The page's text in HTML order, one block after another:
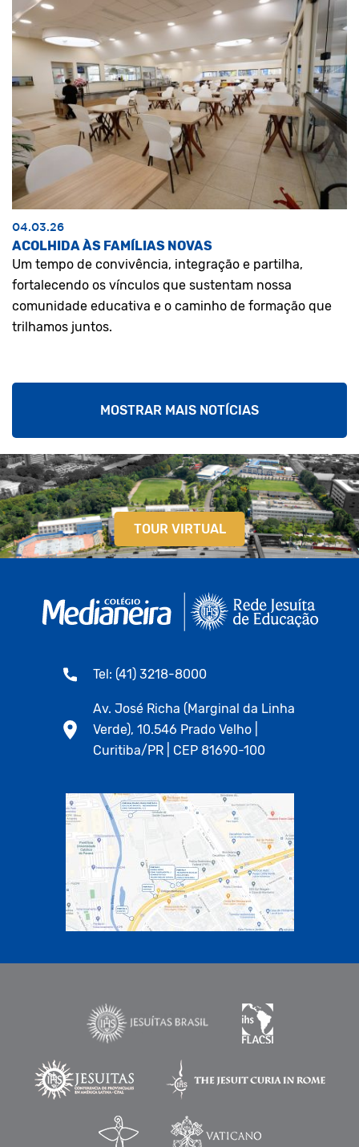
04.03.26
ACOLHIDA ÀS FAMÍLIAS NOVAS
Um tempo de convivência, integração e partilha,
fortalecendo os vínculos que sustentam nossa
comunidade educativa e o caminho de formação que
trilhamos juntos.
MOSTRAR MAIS NOTÍCIAS
TOUR VIRTUAL
Tel: (41) 3218-8000
Av. José Richa (Marginal da Linha
Verde), 10.546 Prado Velho |
Curitiba/PR | CEP 81690-100